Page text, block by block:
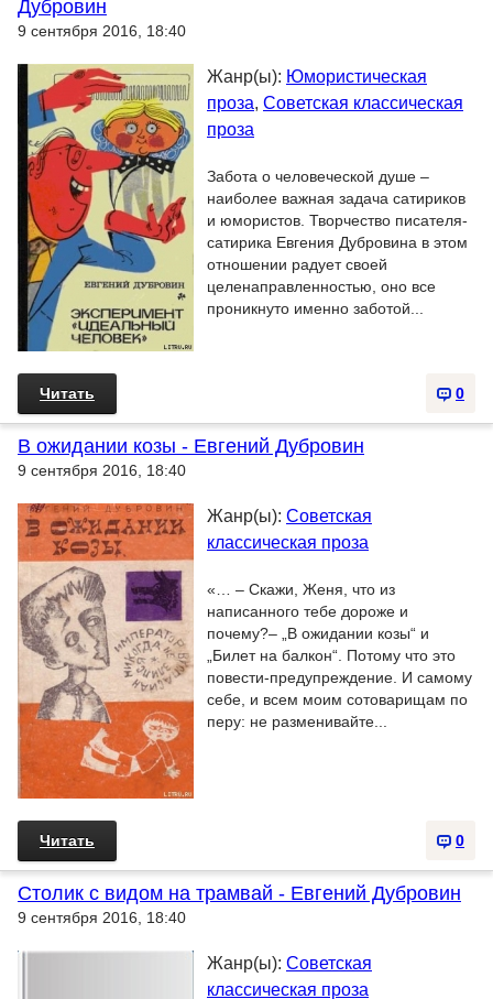
Дубровин
9 сентября 2016, 18:40
Жанр(ы): Юмористическая
проза, Советская классическая
проза
Забота о человеческой душе –
наиболее важная задача сатириков
и юмористов. Творчество писателя-
сатирика Евгения Дубровина в этом
отношении радует своей
целенаправленностью, оно все
проникнуто именно заботой...
0
Читать
В ожидании козы - Евгений Дубровин
9 сентября 2016, 18:40
Жанр(ы): Советская
классическая проза
«… – Скажи, Женя, что из
написанного тебе дороже и
почему?– „В ожидании козы“ и
„Билет на балкон“. Потому что это
повести-предупреждение. И самому
себе, и всем моим сотоварищам по
перу: не разменивайте...
0
Читать
Столик с видом на трамвай - Евгений Дубровин
9 сентября 2016, 18:40
Жанр(ы): Советская
классическая проза